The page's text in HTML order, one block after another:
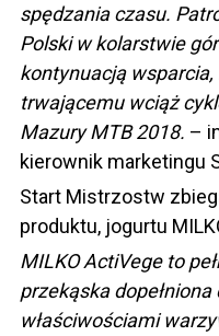
spędzania czasu.
Polski w kolarstwie
kontynuacją
trwającemu wciąż
Mazury MTB 2018. –
kierownik marketingu
Start Mistrzostw
produktu, jogurtu
MILKO ActiVege to
przekąska
właściwościami